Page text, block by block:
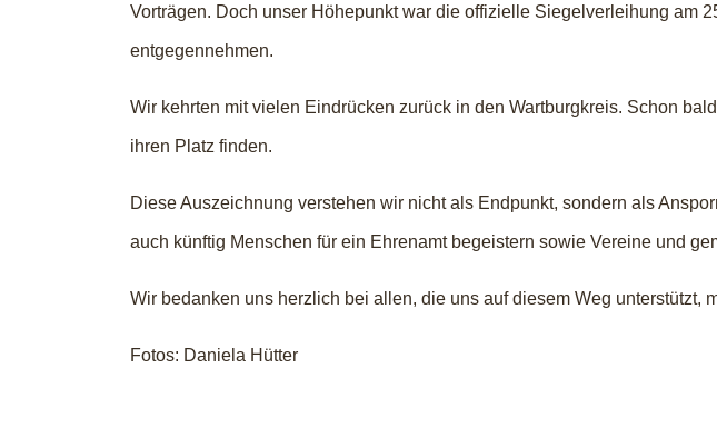
Vorträgen. Doch unser Höhepunkt war die offizielle Siegelverleihung am
entgegennehmen.
Wir kehrten mit vielen Eindrücken zurück in den Wartburgkreis. Schon
ihren Platz finden.
Diese Auszeichnung verstehen wir nicht als Endpunkt, sondern als
auch künftig Menschen für ein Ehrenamt begeistern sowie Vereine und
Wir bedanken uns herzlich bei allen, die uns auf diesem Weg unterstützt,
Fotos: Daniela Hütter